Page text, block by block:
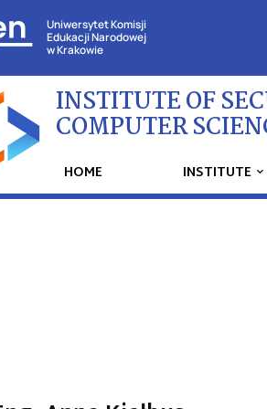
Uniwersytet Komisji
Edukacji Narodowej
w Krakowie
INSTITUTE OF
COMPUTER
HOME INSTITUTE